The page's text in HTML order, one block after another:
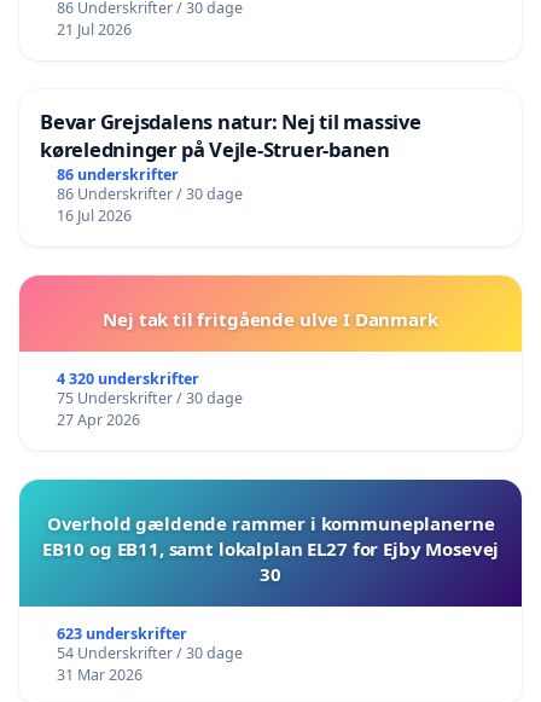
86 Underskrifter / 30 dage
21 Jul 2026
Bevar Grejsdalens natur: Nej til massive
køreledninger på Vejle-Struer-banen
86 underskrifter
86 Underskrifter / 30 dage
16 Jul 2026
Nej tak til fritgående ulve I Danmark
4 320 underskrifter
75 Underskrifter / 30 dage
27 Apr 2026
Overhold gældende rammer i kommuneplanerne
EB10 og EB11, samt lokalplan EL27 for Ejby Mosevej
30
623 underskrifter
54 Underskrifter / 30 dage
31 Mar 2026